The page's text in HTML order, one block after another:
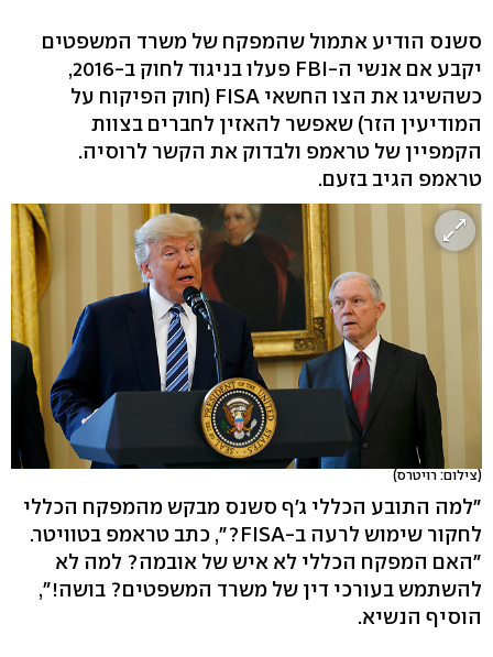
סשנס הודיע אתמול שהמפקח של משרד המשפטים
יקבע אם אנשי ה-FBI פעלו בניגוד לחוק ב-2016,
כשהשיגו את הצו החשאי FISA (חוק הפיקוח על
המודיעין הזר) שאפשר להאזין לחברים בצוות
הקמפיין של טראמפ ולבדוק את הקשר לרוסיה.
טראמפ הגיב בזעם.
(צילום: רויטרס)
"למה התובע הכללי ג'ף סשנס מבקש מהמפקח הכללי
לחקור שימוש לרעה ב-FISA?", כתב טראמפ בטוויטר.
"האם המפקח הכללי לא איש של אובמה? למה לא
להשתמש בעורכי דין של משרד המשפטים? בושה!",
הוסיף הנשיא.